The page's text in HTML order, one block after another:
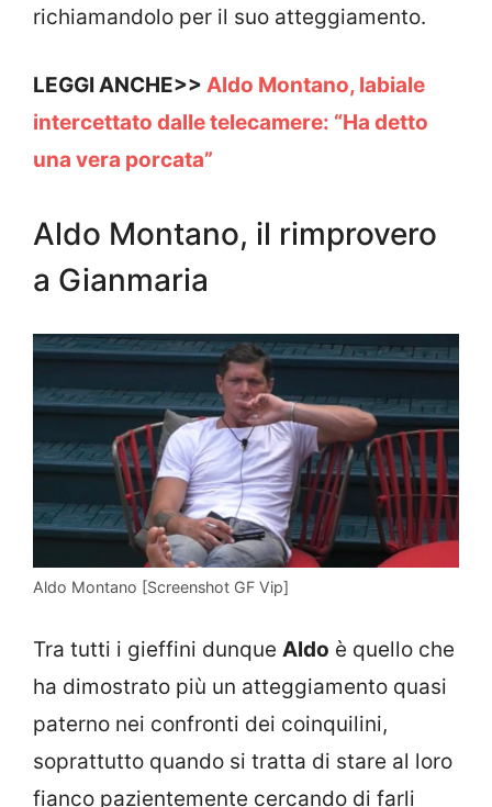
richiamandolo per il suo atteggiamento.
LEGGI ANCHE>> Aldo Montano, labiale
intercettato dalle telecamere: “Ha detto
una vera porcata”
Aldo Montano, il rimprovero
a Gianmaria
Aldo Montano [Screenshot GF Vip]
Tra tutti i gieffini dunque Aldo è quello che
ha dimostrato più un atteggiamento quasi
paterno nei confronti dei coinquilini,
soprattutto quando si tratta di stare al loro
fianco pazientemente cercando di farli